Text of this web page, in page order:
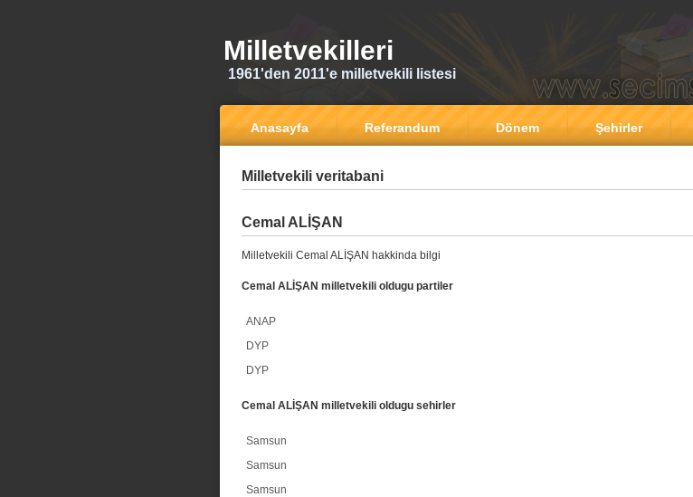
Milletvekilleri
1961'den 2011'e milletvekili listesi
Anasayfa Referandum Dönem Şehirler
Milletvekili veritabani
Cemal ALİŞAN
Milletvekili Cemal ALİŞAN hakkinda bilgi
Cemal ALİŞAN milletvekili oldugu partiler
ANAP
DYP
DYP
Cemal ALİŞAN milletvekili oldugu sehirler
Samsun
Samsun
Samsun